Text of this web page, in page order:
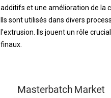
additifs et une amélioration de la
Ils sont utilisés dans divers
l'extrusion. Ils jouent un rôle
finaux.